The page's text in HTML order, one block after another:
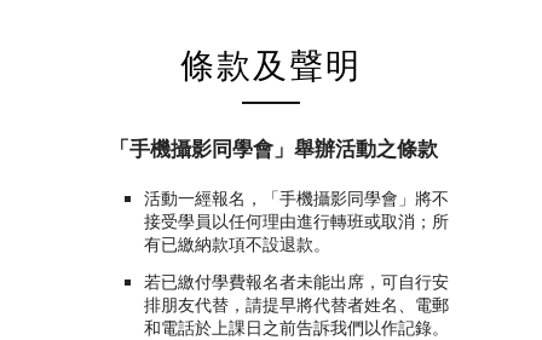
條款及聲明
「手機攝影同學會」舉辦活動之條款
活動一經報名，「手機攝影同學會」將不
接受學員以任何理由進行轉班或取消；所
有已繳納款項不設退款。
若已繳付學費報名者未能出席，可自行安
排朋友代替，請提早將代替者姓名、電郵
和電話於上課日之前告訴我們以作記錄。